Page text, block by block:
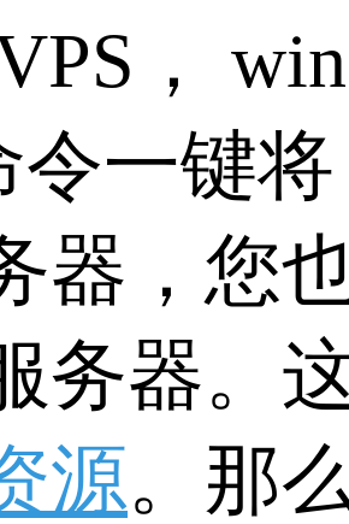
，
令一键
器，您
务器。
源。那